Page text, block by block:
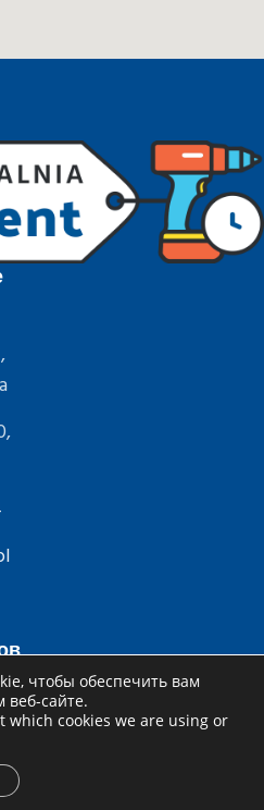
чтобы обеспечить вам
сайте.
which cookies we are using or